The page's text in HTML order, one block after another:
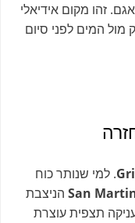
זהו מקום אידיאלי
מול המים לפני סיום
. למי שנותר כוח
San הניצבת
תצפית עוצרת